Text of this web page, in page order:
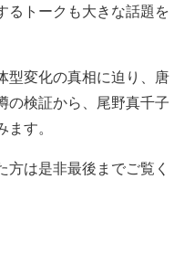
るトークも大きな話題を
型変化の真相に迫り、 唐
の検証から、 尾野真千子
す。
方は是非最後までご覧く